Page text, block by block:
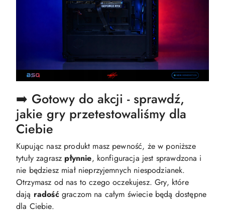
➡️ Gotowy do akcji - sprawdź,
jakie gry przetestowaliśmy dla
Ciebie
Kupując nasz produkt masz pewność, że w poniższe
tytuły zagrasz płynnie, konfiguracja jest sprawdzona i
nie będziesz miał nieprzyjemnych niespodzianek.
Otrzymasz od nas to czego oczekujesz. Gry, które
dają radośćgraczom na całym świecie będą dostępne
dla Ciebie.